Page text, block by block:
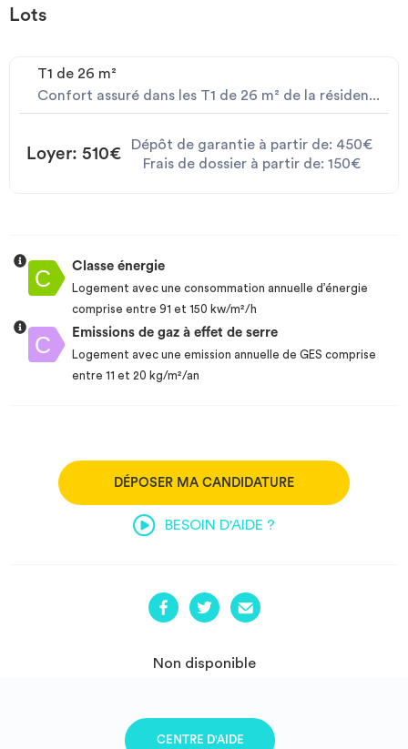
Lots
T1 de 26 m²
Confort assuré dans les T1 de 26 m² de la résiden...
Loyer: 510€
Dépôt de garantie à partir de: 450€
Frais de dossier à partir de: 150€
Classe énergie
Logement avec une consommation annuelle d’énergie
comprise entre 91 et 150 kw/m²/h
Emissions de gaz à effet de serre
Logement avec une emission annuelle de GES comprise
entre 11 et 20 kg/m²/an
DÉPOSER MA CANDIDATURE
BESOIN D'AIDE ?
Non disponible
CENTRE D'AIDE